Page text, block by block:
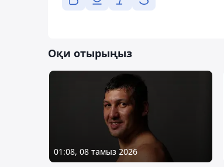
Оқи отырыңыз
01:08, 08 тамыз 2026